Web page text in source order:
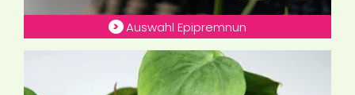
Auswahl Epipremnun